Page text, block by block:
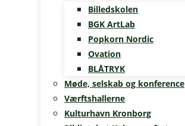
Billedskolen
BGK ArtLab
Popkorn Nordic
Ovation
BLÅTRYK
Møde, selskab og konference
Værftshallerne
Kulturhavn Kronborg